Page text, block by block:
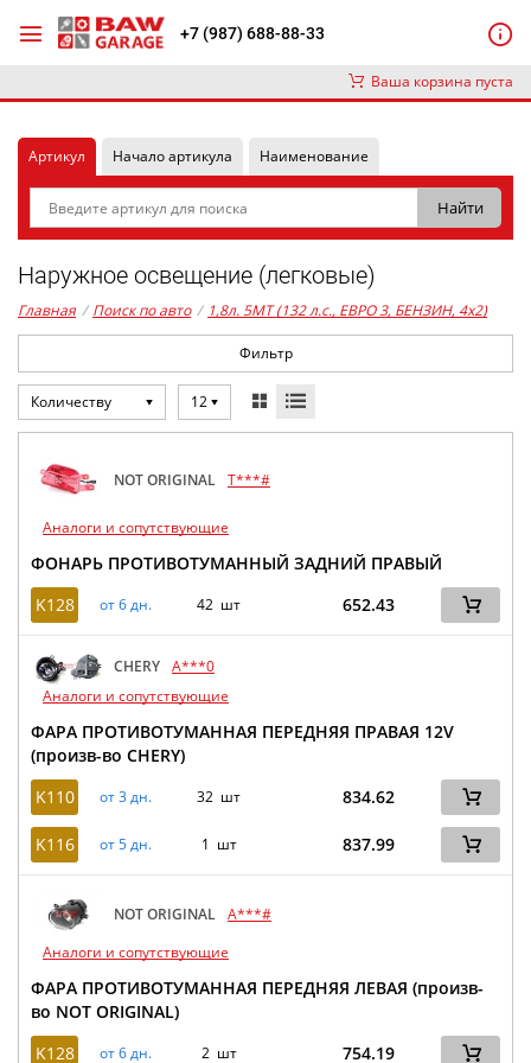
+7 (987) 688-88-33
Ваша корзина пуста
Артикул Начало артикула Наименование
Наружное освещение (легковые)
Главная / Поиск по авто / 1,8л. 5MT (132 л.с., ЕВРО 3, БЕНЗИН, 4x2)
Фильтр
Количеству 12
NOT ORIGINAL T***#
Аналоги и сопутствующие
ФОНАРЬ ПРОТИВОТУМАННЫЙ ЗАДНИЙ ПРАВЫЙ
K128
от 6 дн. 42 шт 652.43
CHERY A***0
Аналоги и сопутствующие
ФАРА ПРОТИВОТУМАННАЯ ПЕРЕДНЯЯ ПРАВАЯ 12V
(произв-во CHERY)
K110
от 3 дн. 32 шт 834.62
K116 от 5 дн. 1 шт 837.99
NOT ORIGINAL A***#
Аналоги и сопутствующие
ФАРА ПРОТИВОТУМАННАЯ ПЕРЕДНЯЯ ЛЕВАЯ (произв-
во NOT ORIGINAL)
K128
от 6 дн. 2 шт 754.19